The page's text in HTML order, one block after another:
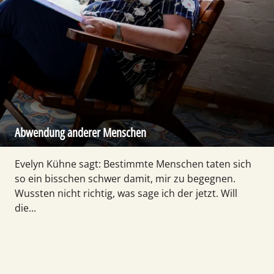
Abwendung anderer Menschen
Evelyn Kühne sagt: Bestimmte Menschen taten sich
so ein bisschen schwer damit, mir zu begegnen.
Wussten nicht richtig, was sage ich der jetzt. Will
die...